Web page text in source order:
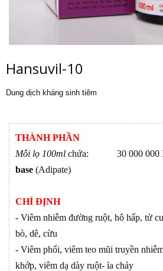
Hansuvil-10
Dung dịch kháng sinh tiêm
THÀNH PHẦN
Mỗi lọ 100ml chứa: 30 000
base (Adipate)
CHỈ ĐỊNH
- Viêm nhiễm đường ruột, hô hấp, tử
bò, dê, cừu
- Viêm phổi, viêm teo mũi truyền
khớp, viêm dạ dày ruột- ỉa chảy